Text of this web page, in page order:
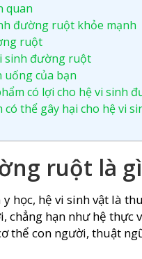
quan
đường ruột khỏe mạnh
ruột
sinh đường ruột
uống của bạn
có lợi cho hệ vi sinh
có thể gây hại cho hệ vi
ruột là
học, hệ vi sinh vật là
chẳng hạn như hệ
thể con người, thuật